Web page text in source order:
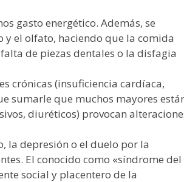
gasto energético. Además, se
el olfato, haciendo que la comida
de piezas dentales o la disfagia
crónicas (insuficiencia cardíaca,
sumarle que muchos mayores
diuréticos) provocan
la depresión o el duelo por la
El conocido como «síndrome del
social y placentero de la